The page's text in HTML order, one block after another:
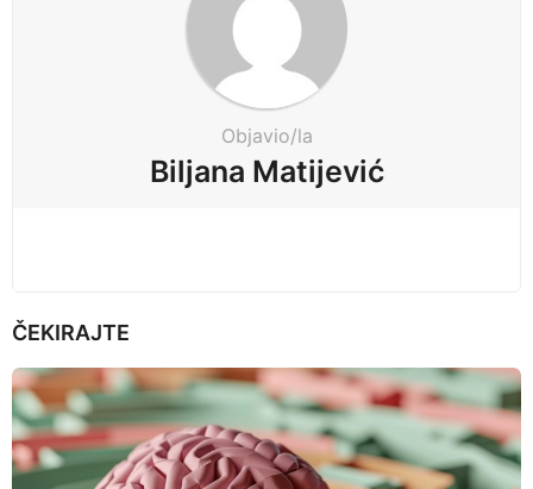
Objavio/la
Biljana Matijević
ČEKIRAJTE